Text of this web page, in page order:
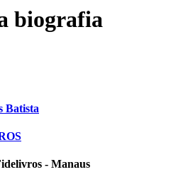
biografia
Batista
- Manaus